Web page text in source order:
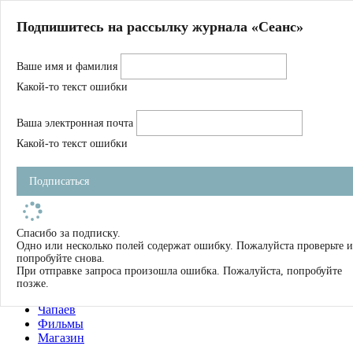
Магазин
Журнал
Школа
Устав
Фильмы
Имена
Тэги
О нас
Журнал
Книги
Чапаев
Фильмы
Магазин
Подпишитесь на рассылку журнала «Сеанс»
Ваше имя и фамилия
Какой-то текст ошибки
Ваша электронная почта
Какой-то текст ошибки
Подписаться
Спасибо за подписку.
Одно или несколько полей содержат ошибку. Пожалуйста проверьте и
попробуйте снова.
При отправке запроса произошла ошибка. Пожалуйста, попробуйте
позже.